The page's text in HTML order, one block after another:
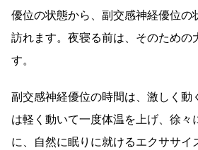
優位の状態から、副交感神経優位の
訪れます。夜寝る前は、そのための
す。
副交感神経優位の時間は、激しく動
は軽く動いて一度体温を上げ、徐々
に、自然に眠りに就けるエクササイ